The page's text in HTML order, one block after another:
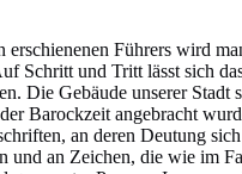
erschienenen Führers wird
Schritt und Tritt lässt sich
Die Gebäude unserer Stadt
Barockzeit angebracht
an deren Deutung
und an Zeichen, die wie im